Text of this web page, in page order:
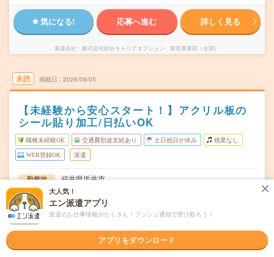
気になる! 応募へ進む 詳しく見る
派遣会社 株式会社綜合キャリアオプション 製造事業部（全国）
未読 掲載日 2026/08/05
【未経験から安心スタート！】アクリル板の
シール貼り加工/日払いOK
職種未経験OK 交通費別途支給あり 土日祝日が休み 残業なし
WEB登録OK 派遣
勤務地
福井県坂井市
丸岡駅から徒歩15分
曜日頻度 月～金
時間 08:20～20:2020:20～08:20
期間 長期でお仕事できる方、大歓迎！
大人気！
エン派遣アプリ
派遣のお仕事情報がたくさん！プッシュ通知で受け取ろう！
アプリをダウンロード